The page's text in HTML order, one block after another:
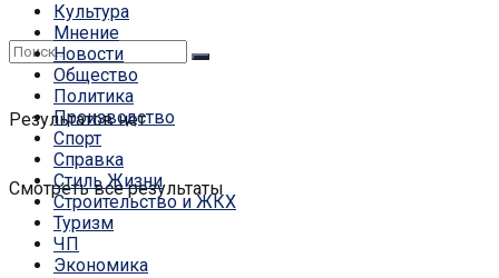
Результатов нет
Смотреть все результаты
Культура
Мнение
Новости
Общество
Политика
Производство
Спорт
Справка
Стиль Жизни
Строительство и ЖКХ
Туризм
ЧП
Экономика